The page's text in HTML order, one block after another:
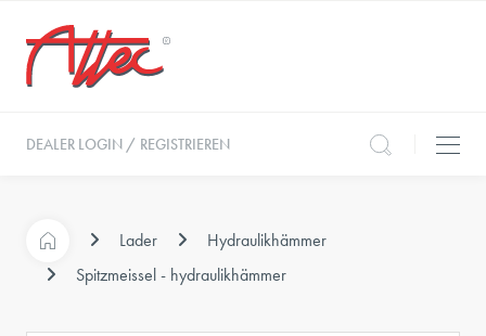
DEALER LOGIN / REGISTRIEREN
Lader
Hydraulikhämmer
Spitzmeissel - hydraulikhämmer